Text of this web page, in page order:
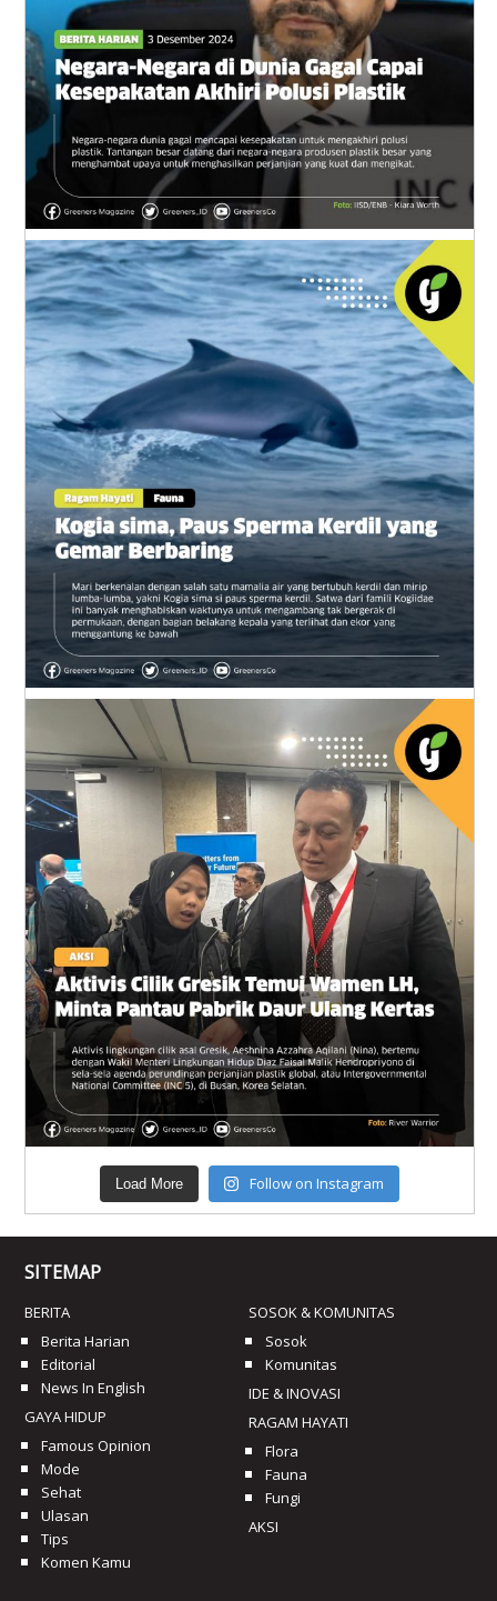
Load More Follow on Instagram
SITEMAP
BERITA
Berita Harian
Editorial
News In English
GAYA HIDUP
Famous Opinion
Mode
Sehat
Ulasan
Tips
Komen Kamu
SOSOK & KOMUNITAS
Sosok
Komunitas
IDE & INOVASI
RAGAM HAYATI
Flora
Fauna
Fungi
AKSI